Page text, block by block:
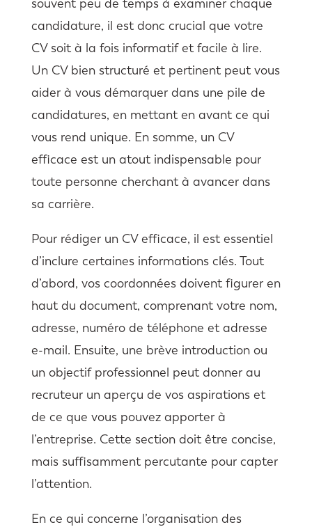
souvent peu de temps à examiner chaque
candidature, il est donc crucial que votre
CV soit à la fois informatif et facile à lire.
Un CV bien structuré et pertinent peut vous
aider à vous démarquer dans une pile de
candidatures, en mettant en avant ce qui
vous rend unique. En somme, un CV
efficace est un atout indispensable pour
toute personne cherchant à avancer dans
sa carrière.
Pour rédiger un CV efficace, il est essentiel
d’inclure certaines informations clés. Tout
d’abord, vos coordonnées doivent figurer en
haut du document, comprenant votre nom,
adresse, numéro de téléphone et adresse
e-mail. Ensuite, une brève introduction ou
un objectif professionnel peut donner au
recruteur un aperçu de vos aspirations et
de ce que vous pouvez apporter à
l’entreprise. Cette section doit être concise,
mais suffisamment percutante pour capter
l’attention.
En ce qui concerne l’organisation des